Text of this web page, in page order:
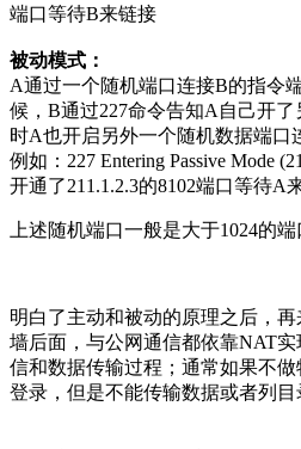
端口等待B来链接
被动模式：
A通过一个随机端口连接B的指令
候，B通过227命令告知A自己开
时A也开启另外一个随机数据端口
例如：227 Entering Passive Mode
开通了211.1.2.3的8102端口等待A
上述随机端口一般是大于1024的端
明白了主动和被动的原理之后，
墙后面，与公网通信都依靠NAT
信和数据传输过程；通常如果不
登录，但是不能传输数据或者列